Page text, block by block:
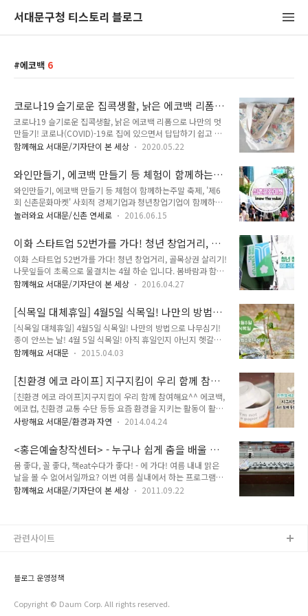
서대문구청 티스토리 블로그
에코백 6
코로나19 슬기로운 집콕생활, 낡은 에코백 리폼으
로 나만의 멋을 만들기!
코로나19 슬기로운 집콕생활, 낡은 에코백 리폼으로 나만의 멋
만들기! 코로나(COVID)-19로 집에 있으면서 답답하기 쉽고 우
울할 때 새로운 일 거리를 만들어요. 일상생활에서 사용하는 에
사 때 받아 놓고 사용 안 하는 것, 오물이 묻은 것, 낡아서 쓰지 않
는 것이 있다면 버리지 말고 업사이클링 해요. 새로운 디자인으
로 변화를 주고 싶을 때 예쁘게 리폼해서 다시 사용할 수 있어요.
▲ 새롭게 리폼한 에코백 검정 에코백은 오물이 묻고 끈도 떨어
져 있었고, 아이보리 에코백은 그림이 마음에 안 들어 잘 안 들고
니 깜쪽같이 새 가방으로 태어났어요. 그럼, 지금부터 Tong 지
기도 에코백으..
함께해요 서대문/기자단이 본 세상 2020.05.22
와인만들기, 에코백 만들기 등 체험이 함께하는
주말 축제 '제6회 신촌문화마켓'
와인만들기, 에코백 만들기 등 체험이 함께하는주말 축제, '제6
회 신촌문화마켓' 사회적 경제기업과 청년창업기업이 함께하는
'신촌문화마켓'이 열립니다. 지난 4월 '신촌문화마켓' 어떻게 즐
진행하게 됩니다. 6. 18.(토), 6. 19.(일) 이틀간 열리게 됩니다~
tong지기와 함께 자세히 알아봐요~!! :: 제6회 신촌문화마켓 ○
일 시 - 2016. 6. 18.(토) 15:00 ~ 20:00 - 2016. 6. 19.(일)
11:00 ~ 19:00 ○ 장 소 - 신촌 연세로 차없는 거리 (2호선 신촌
역 2번, 3번 출구) ○ 행사내용 - 기업전시판매 : 사회적경제, 청
..
놀러와요 서대문/신촌 연세로 2016.06.15
이화 스타트업 52번가를 가다! 청년 창업거리, 골
목상권 살리기!
이화 스타트업 52번가를 가다! 청년 창업거리, 골목상권 살리기!
나뭇잎들이 초록으로 물결치는 4월 하순 입니다. 봄바람과 함께
이화여대 앞에 있는 를tong이 다녀왔습니다. '이화스타트업 52
점으로, 이 프로젝트는 청년들이 기업가 정신을 학습하면서 창업
을 경험할 수 있도록 예술과 문화, 기술이 결합된 청년창업 문화
거리를 조성하는 사업이랍니다. 대학생(이화여대)으로 구성된
팀이 현재 입주해 있으며 사업 품목은 패션용품과 생활용품 등입
니다. 녹색으로 단장된 가게는 보기만 해도 젊음이 느껴졌어요.
년들의 창업활동을 돕고 지역경제 활성화를 위하여 '이화 스타트
업 52번가' 프로젝트를 추..
함께해요 서대문/기자단이 본 세상 2016.04.27
[식목일 대체휴일] 4월5일 식목일! 나만의 방법으
로 나무심기! 종이 안 쓰는 날!
[식목일 대체휴일] 4월5일 식목일! 나만의 방법으로 나무심기!
종이 안쓰는 날! 4월 5일 식목일! 아직 휴일인지 아닌지 헷갈려
하시는 분들 계시죠? 2015년 식목일은 일요일!! 그래서 대체공
공휴일에서 법정기념일로 바뀌면서 휴일에서 제외되게 되었답
니다. 휴일이 아니어도 그만큼 중요한 날이기는 한데요. 지구 온
난화에 따른 기후 변화로 몸살을 앓고 있는 지구!! 이산화탄소를
줄여주고 산소를 내보내주는 소중한 나무!! 녹색의 힘을 심어주
세요! 나무심기가 쉽지 않으신 분들에게 추천하는 '나만의 나무
이브? 4월 4일은 무슨 날일까요? April 4, A4 Free day! No
Pap..
함께해요 서대문 2015.04.03
[친환경 에코 라이프] 지구지킴이 우리 함께 참여
해요^^
[친환경 에코 라이프]지구지킴이 우리 함께 참여해요^^ 에코백,
에코컵, 친환경 교통 수단 등등 요즘 환경을 지키는 활동이 활발
한데요^^ Tong과 함께 친환경 에코 라이프와 관련하여 지구지
커피샵이나 대형 매장에서 에코컵 홍보에 앞장 서고 있죠? 그리
고 또 요즘은 컵을 가지고 오면 할인해 주는 커피샵들도 등장! 우
리 모두 혜택 받으러 Let's go~ 명품백 대신 에코백! 착한 소비
'개념 쇼퍼' 라는 말도 있죠? 여러분은 어떤 쇼퍼에 속하세요? 환
경을 생각 한다면 우리 모두 2007년 4월 영국의 탑 디자이너에
사랑해요 서대문/환경과 자연 2014.04.24
<홍은예술창작센터> - 누구나 쉽게 춤을 배울 수
있고, 예쁜 옷을 만들 수 있는 곳
몸 좋다, 꼴 좋다, 책eat수다가 좋다! - 에 가다! 여름 내내 맑은
날을 볼 수 없어서일까요? 이번 여름 실내에서 하는 프로그램들
이 좋은 호응을 얻었습니다. 특히 홍은예술창작센터의 여름 프로
달려갔습니다. 입구에 걸린 현수막을 보며 이번 수업에 대한 관
어 있습니다. 누구나 추는 생활 속의 춤을 통해 사람들 사이의 관
함께해요 서대문/기자단이 본 세상 2011.09.22
블로그 운영정책
Copyright © Daum Corp. All rights reserved.
관련사이트